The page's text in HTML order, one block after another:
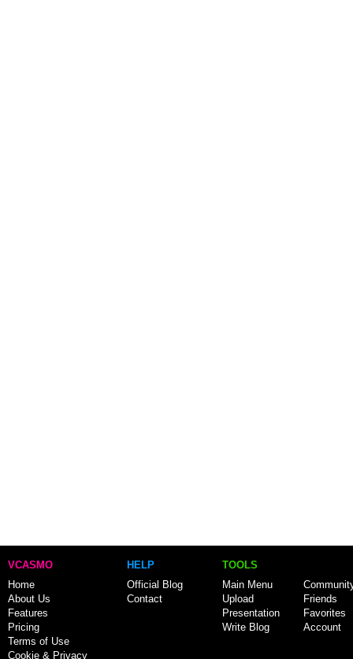
VCASMO
Home
About Us
Features
Pricing
Terms of Use
Cookie & Privacy
HELP
Official Blog
Contact
TOOLS
Main Menu
Upload
Presentation
Write Blog
Friends
Favorites
Account